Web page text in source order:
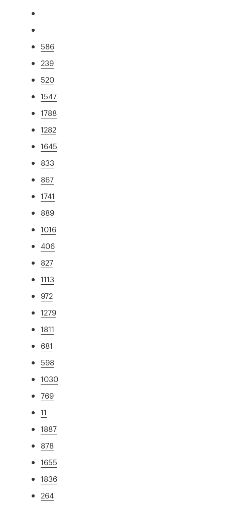
586
239
520
1547
1788
1282
1645
833
867
1741
889
1016
406
827
1113
972
1279
1811
681
598
1030
769
11
1887
878
1655
1836
264